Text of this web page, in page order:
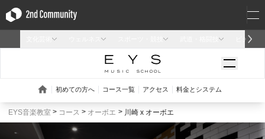
EYS音楽教室 コース オーボエ 川崎 x オーボエ